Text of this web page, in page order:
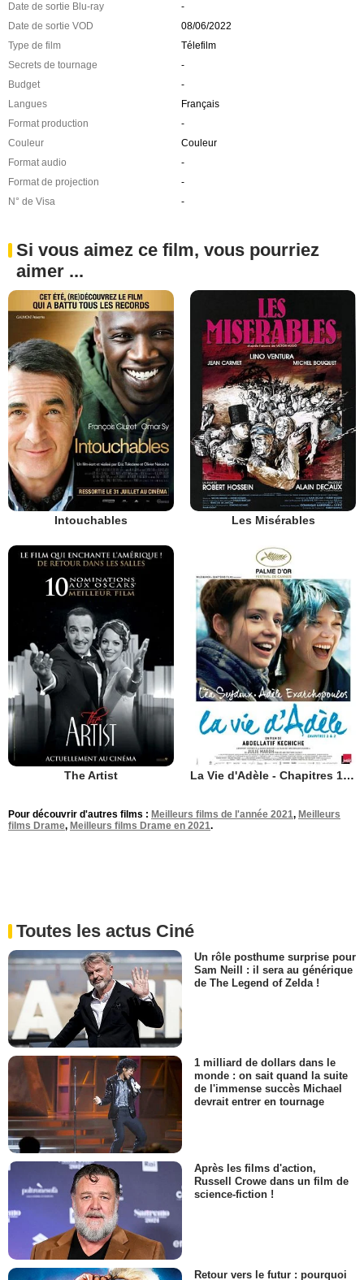
Date de sortie Blu-ray
-
Date de sortie VOD
08/06/2022
Type de film
Télefilm
Secrets de tournage
-
Budget
-
Langues
Français
Format production
-
Couleur
Couleur
Format audio
-
Format de projection
-
N° de Visa
-
Si vous aimez ce film, vous pourriez
aimer ...
Intouchables Les Misérables
The Artist La Vie d'Adèle - Chapitres 1 et 2
Pour découvrir d'autres films : Meilleurs films de l'année 2021, Meilleurs
films Drame, Meilleurs films Drame en 2021.
Toutes les actus Ciné
Un rôle posthume surprise pour
Sam Neill : il sera au générique
de The Legend of Zelda !
1 milliard de dollars dans le
monde : on sait quand la suite
de l'immense succès Michael
devrait entrer en tournage
Après les films d'action,
Russell Crowe dans un film de
science-fiction !
Retour vers le futur : pourquoi